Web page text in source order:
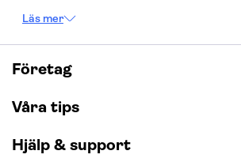
Burj Khalifa
Saltgruvan i Wieliczka
Alhambra
Caminito del Rey
London Dungeon
Läs mer
Företag
Våra tips
Hjälp & support